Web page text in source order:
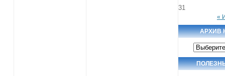
31
«
АРХИВ
Архив
новостей